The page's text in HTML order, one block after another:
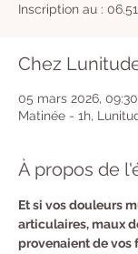
Inscription au :
Chez
05 mars 2026,
Matinée - 1h,
À propos de
​Et si vos douleurs
articulaires, maux
provenaient de vos